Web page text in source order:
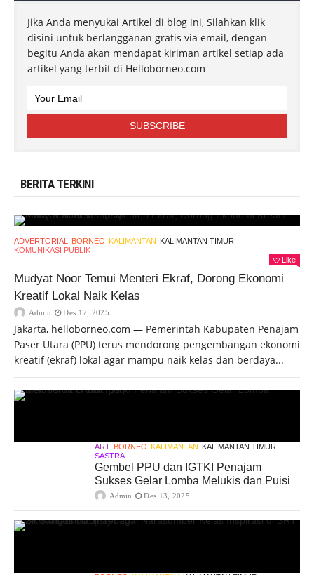
Jika Anda menyukai Artikel di blog ini, Silahkan klik
disini untuk berlangganan gratis via email, dengan
begitu Anda akan mendapat kiriman artikel setiap ada
artikel yang terbit di Helloborneo.com
BERITA TERKINI
ADVERTORIAL BORNEO KALIMANTAN
KALIMANTAN TIMUR
KOMUNIKASI PUBLIK
Like
Mudyat Noor Temui Menteri Ekraf, Dorong Ekonomi
Kreatif Lokal Naik Kelas
Admin Des 17, 2025
Jakarta, helloborneo.com — Pemerintah Kabupaten Penajam
Paser Utara (PPU) terus mendorong pengembangan ekonomi
kreatif (ekraf) lokal agar mampu naik kelas dan berdaya...
ART BORNEO KALIMANTAN
KALIMANTAN TIMUR
SASTRA
Gembel PPU dan IGTKI Penajam
Sukses Gelar Lomba Melukis dan Puisi
Admin Des 13, 2025